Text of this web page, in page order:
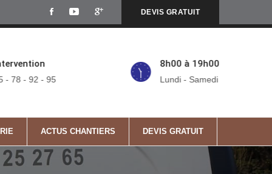
DEVIS GRATUIT
- 78 - 92 - 95
8h00 à 19h00
Lundi - Samedi
ACTUS CHANTIERS DEVIS GRATUIT